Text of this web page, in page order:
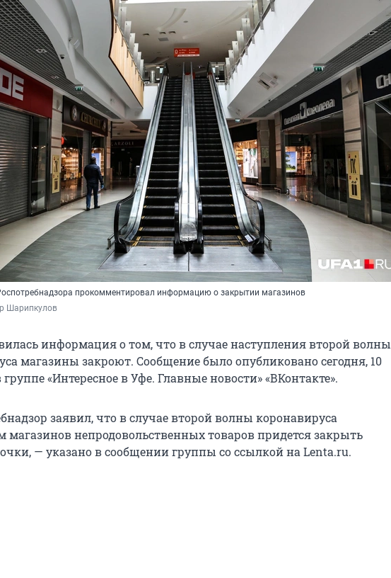
прокомментировал информацию о закрытии магазинов
Шарипкулов
информация о том, что в случае наступления второй волны
магазины закроют. Сообщение было опубликовано сегодня, 10
группе «Интересное в Уфе. Главные новости» «ВКонтакте».
заявил, что в случае второй волны коронавируса
магазинов непродовольственных товаров придется закрыть
— указано в сообщении группы со ссылкой на Lenta.ru.